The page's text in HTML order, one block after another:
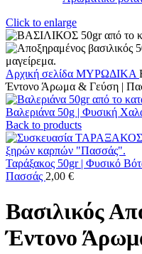
Click to enlarge
Αρχική σελίδα ΜΥΡΩΔΙΚΑ
Έντονο Άρωμα & Γεύση |
Βαλεριάνα 50g | Φυσική
Back to products
Ταράξακος 50gr | Φυσικό
Πασσάς 2,00 €
Βασιλικός
Έντονο